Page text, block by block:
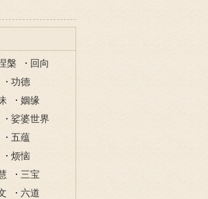
槃
回向
功德
姻缘
娑婆世界
五蕴
烦恼
三宝
六道